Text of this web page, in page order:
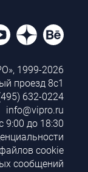
1999-2026
проезд 8с1
632-0224
info@vipro.ru
9:00 до 18:30
cookie
сообщений